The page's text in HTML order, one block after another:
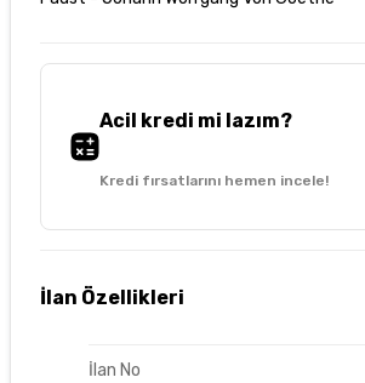
Acil kredi mi lazım?
Kredi fırsatlarını hemen incele!
İlan Özellikleri
İlan No